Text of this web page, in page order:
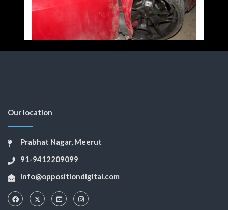
Our location
Prabhat Nagar, Meerut
91-9412209099
info@oppositiondigital.com